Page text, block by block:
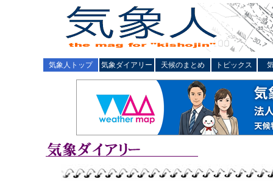
気象人トップ 気象ダイアリー 天候のまとめ トピックス